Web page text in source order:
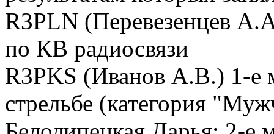
R3PLN (Перевезенцев
по КВ радиосвязи
R3PKS (Иванов А.В.) 1-е
стрельбе (категория